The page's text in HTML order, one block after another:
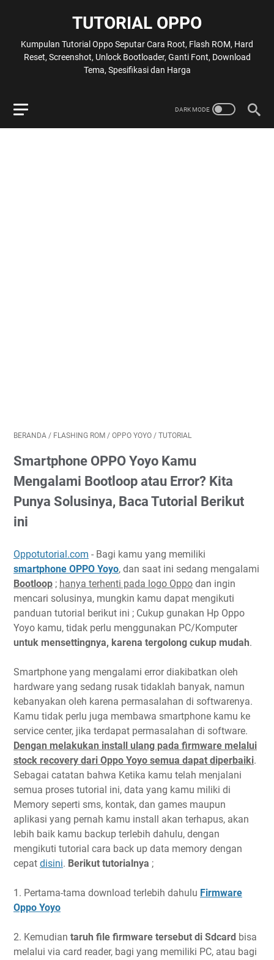
TUTORIAL OPPO
Kumpulan Tutorial Oppo Seputar Cara Root, Flash ROM, Hard
Reset, Screenshot, Unlock Bootloader, Ganti Font, Download
Tema, Spesifikasi dan Harga
BERANDA / FLASHING ROM / OPPO YOYO / TUTORIAL
Smartphone OPPO Yoyo Kamu
Mengalami Bootloop atau Error? Kita
Punya Solusinya, Baca Tutorial Berikut
ini
Oppotutorial.com - Bagi kamu yang memiliki
smartphone OPPO Yoyo, dan saat ini sedang mengalami
Bootloop ; hanya terhenti pada logo Oppo dan ingin
mencari solusinya, mungkin kamu dapat mengikuti
panduan tutorial berikut ini ; Cukup gunakan Hp Oppo
Yoyo kamu, tidak perlu menggunakan PC/Komputer
untuk mensettingnya, karena tergolong cukup mudah.
Smartphone yang mengalami error diakibatkan oleh
hardware yang sedang rusak tidaklah banyak, namun
kebanyakan oleh karena permasalahan di softwarenya.
Kamu tidak perlu juga membawa smartphone kamu ke
service center, jika terdapat permasalahan di software.
Dengan melakukan install ulang pada firmware melalui
stock recovery dari Oppo Yoyo semua dapat diperbaiki.
Sebagai catatan bahwa Ketika kamu telah menjalani
semua proses tutorial ini, data yang kamu miliki di
Memory seperti sms, kontak, dan games maupun
aplikasi yang pernah kamu install akan terhapus, akan
lebih baik kamu backup terlebih dahulu, dengan
mengikuti tutorial cara back up data memory dengan
cepat disini. Berikut tutorialnya ;
1. Pertama-tama download terlebih dahulu Firmware
Oppo Yoyo
2. Kemudian taruh file firmware tersebut di Sdcard bisa
melalui via card reader, bagi yang memiliki PC, atau bagi